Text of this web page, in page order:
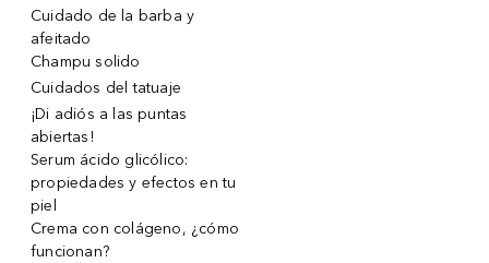
Cuidado de la barba y
afeitado
Champu solido
Cuidados del tatuaje
¡Di adiós a las puntas
abiertas!
Serum ácido glicólico:
propiedades y efectos en tu
piel
Crema con colágeno, ¿cómo
funcionan?